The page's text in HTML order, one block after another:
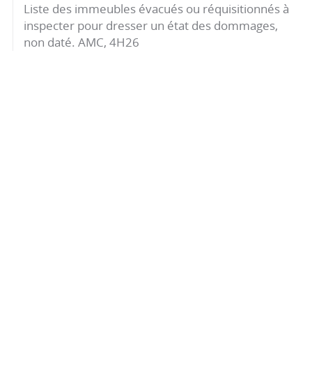
Liste des immeubles évacués ou réquisitionnés à
inspecter pour dresser un état des dommages,
non daté. AMC, 4H26